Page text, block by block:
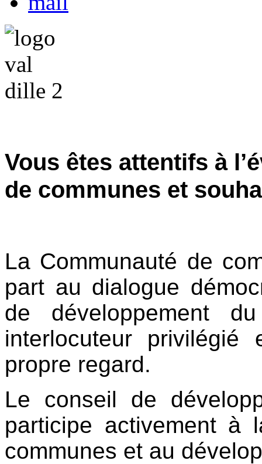
Vous êtes attentifs à
de communes et
La Communauté de
part au dialogue
de développement
interlocuteur privilégié
propre regard.
Le conseil de
participe activement à
communes et au